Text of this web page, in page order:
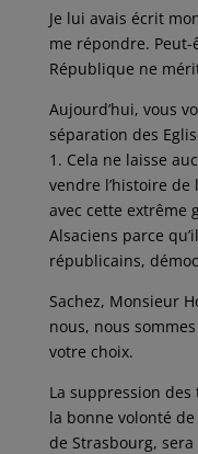
Je lui avais écrit
me répondre.
République ne
Aujourd’hui, vous
séparation des
1. Cela ne laisse
vendre l’histoire de
avec cette extrême
Alsaciens parce
républicains,
Sachez, Monsieur
nous, nous
votre choix.
La suppression
la bonne volonté
de Strasbourg,